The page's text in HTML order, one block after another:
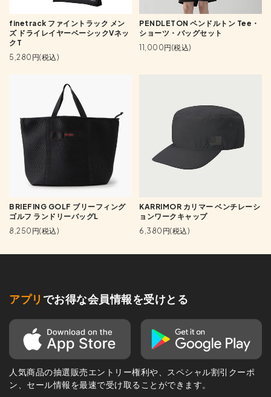
finetrack ファイントラック メン
ズ ドライレイヤーベーシックVネッ
クT
5,280円(税込)
PENDLETON ペンドルトン Tee・
ショーツ・バッグセット
11,000円(税込)
BRIEFING GOLF ブリーフィング
ゴルフ ランドリーバッグL
8,250円(税込)
KARRIMOR カリマー ベンチレーシ
ョンワークキャップ
6,380円(税込)
アプリ でお得な会員情報を受けとる
人気商品の抽選販売エントリー権利や、スペシャル割引クーポ
ン、セール情報を最速で受け取ることができます。